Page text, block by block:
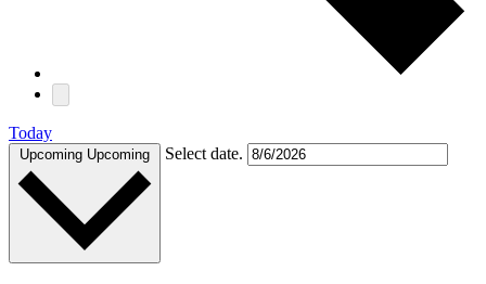
Today
Upcoming Upcoming Select date.